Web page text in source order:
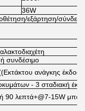
36W
εξάρτηση/σύνδεση
συνδέσιμο
ανάγκης
- 3 σταδιακή
90 λεπτά+@7-15W